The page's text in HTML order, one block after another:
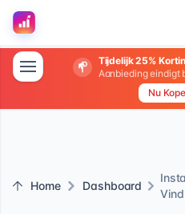
Tijdelijk 25%
Aanbieding eindigt
Nu
Home Dashboard